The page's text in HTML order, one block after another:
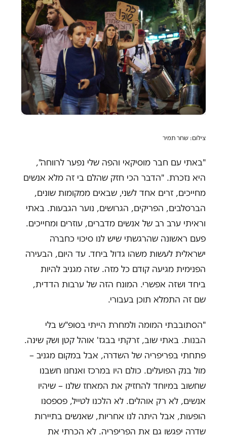
צילום: שחר תמיר
"באתי עם חבר מוסיקאי והפה שלי נפער לרווחה",
היא נזכרת. "הדבר הכי חזק שהלם בי זה מלא אנשים
מחייכים, זרים אחד לשני, שבאים ממקומות שונים,
הברסלבים, הפריקים, הגרושים, נוער הגבעות. באתי
וראיתי ערב רב של אנשים מדברים, עוזרים ומחייכים.
פעם ראשונה שהרגשתי שיש לנו סיכוי כחברה
ישראלית לעשות משהו גדול ביחד. עד היום, הבעירה
הפנימית מגיעה קודם כל מזה. שזה מגניב להיות
ביחד ושזה אפשרי. המונח הזה של ערבות הדדית,
שם זה התמלא תוכן בעבורי.
"הסתובבתי המומה ולמחרת הייתי בסופ"ש בלי
הבנות. באתי שוב, זרקתי בבגז' אוהל קטן ושק שינה.
פתחתי בפריפריה של השדרה, אבל במקום מגניב –
מול בנק הפועלים. כולם היו במרכז ואנחנו חשבנו
שחשוב במיוחד להחזיק את המאחז שלנו – שיהיו
אנשים, לא רק אוהלים. לא הלכנו לטייל, פספסנו
הופעות, אבל היתה לנו אחריות, שאנשים בתיירות
שדרה יפגשו גם את הפריפריה. לא הכרתי את